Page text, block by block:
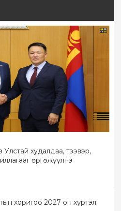
худалдаа, тээвэр,
өргөжүүлнэ
хоригоо 2027 он хүртэл